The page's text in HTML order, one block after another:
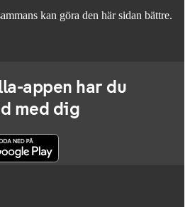
kan göra den här sidan bättre.
appen har du
med dig